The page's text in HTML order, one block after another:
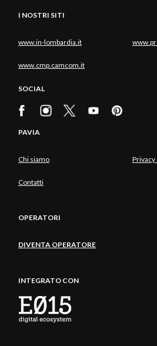
I NOSTRI SITI
www.in-lombardia.it
www.cmp.camcom.it
SOCIAL
PAVIA
Chi siamo Privacy
Contatti
OPERATORI
DIVENTA OPERATORE
INTEGRATO CON